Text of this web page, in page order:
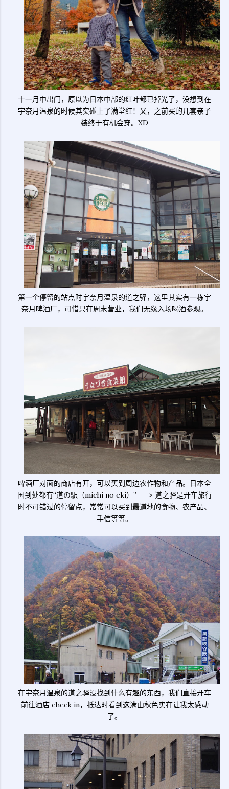
十一月中出门，原以为日本中部的红叶都已掉光了，没想到在
宇奈月温泉的时候其实碰上了满堂红！又，之前买的几套亲子
装终于有机会穿。XD
第一个停留的站点时宇奈月温泉的道之驿，这里其实有一栋宇
奈月啤酒厂，可惜只在周末营业，我们无缘入场喝酒参观。
啤酒厂对面的商店有开，可以买到周边农作物和产品。日本全
国到处都有“道の駅（michi no eki）”——> 道之驿是开车旅行
时不可错过的停留点，常常可以买到最道地的食物、农产品、
手信等等。
在宇奈月温泉的道之驿没找到什么有趣的东西，我们直接开车
前往酒店 check in，抵达时看到这满山秋色实在让我太感动
了。